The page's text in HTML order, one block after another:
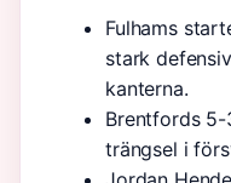
Fulhams
stark
kanterna.
Brentfords
trängsel i